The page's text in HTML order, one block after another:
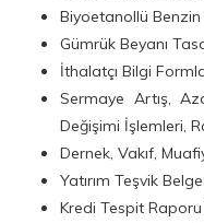
Biyoetanollü Benzin
Gümrük Beyanı
İthalatçı Bilgi
Sermaye Artış,
Değişimi İşlemleri,
Dernek, Vakıf,
Yatırım Teşvik
Kredi Tespit